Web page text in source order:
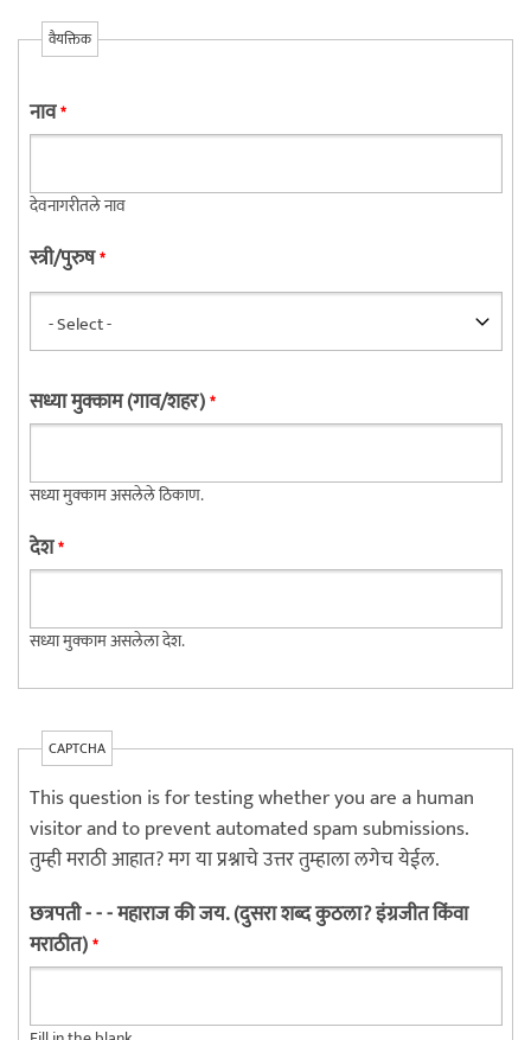
वैयक्तिक
नाव*
देवनागरीतले नाव
स्त्री/पुरुष*
सध्या मुक्काम (गाव/शहर)*
सध्या मुक्काम असलेले ठिकाण.
देश*
सध्या मुक्काम असलेला देश.
CAPTCHA
This question is for testing whether you are a human
visitor and to prevent automated spam submissions.
तुम्ही मराठी आहात? मग या प्रश्नाचे उत्तर तुम्हाला लगेच येईल.
छत्रपती - - - महाराज की जय. (दुसरा शब्द कुठला? इंग्रजीत किंवा
मराठीत)*